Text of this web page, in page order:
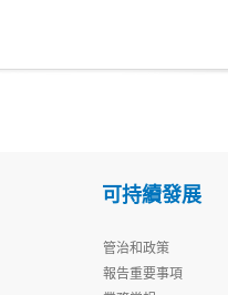
可持續發展
管治和政策
報告重要事項